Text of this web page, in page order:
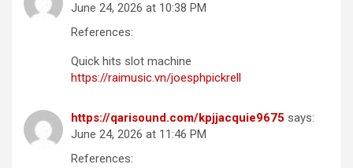
June 24, 2026 at 10:38 PM
References:
Quick hits slot machine
https://raimusic.vn/joesphpickrell
https://qarisound.com/kpjjacquie9675 says:
June 24, 2026 at 11:46 PM
References: